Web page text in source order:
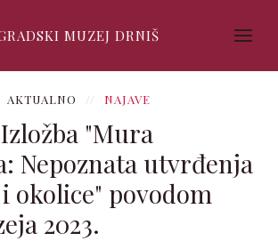
MUZEJ DRNIŠ
AKTUALNO NAJAVE
"Mura
Nepoznata utvrđenja
okolice" povodom
2023.